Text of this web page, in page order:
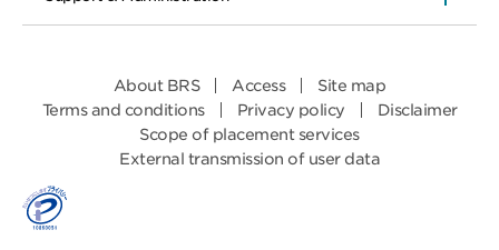
About BRS Access
Site map
Terms and conditions
Privacy policy
Disclaimer
Scope of placement services
External transmission of user data